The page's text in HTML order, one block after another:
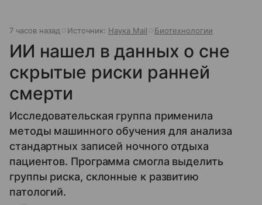
7 часов назад Источник: Наука Mail Биотехнологии
ИИ нашел в данных о сне
скрытые риски ранней
смерти
Исследовательская группа применила
методы машинного обучения для анализа
стандартных записей ночного отдыха
пациентов. Программа смогла выделить
группы риска, склонные к развитию
патологий.